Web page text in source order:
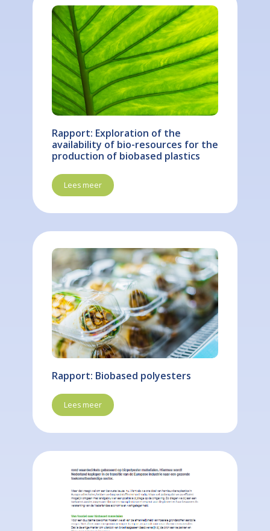
Rapport: Exploration of the
availability of bio-resources for the
production of biobased plastics
Lees meer
Rapport: Biobased polyesters
Lees meer